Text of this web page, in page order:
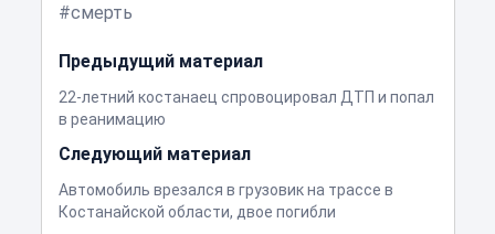
смерть
Предыдущий материал
22-летний костанаец спровоцировал ДТП и попал
в реанимацию
Следующий материал
Автомобиль врезался в грузовик на трассе в
Костанайской области, двое погибли